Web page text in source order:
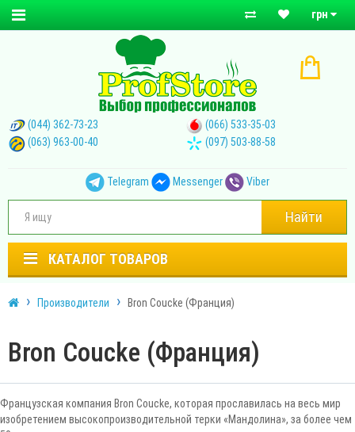
грн
(044) 362-73-23
(066) 533-35-03
(063) 963-00-40
(097) 503-88-58
Telegram Messenger Viber
Найти
КАТАЛОГ ТОВАРОВ
Производители Bron Coucke (Франция)
Bron Coucke (Франция)
Французская компания Bron Coucke, которая прославилась на весь мир
изобретением высокопроизводительной терки «Мандолина», за более чем